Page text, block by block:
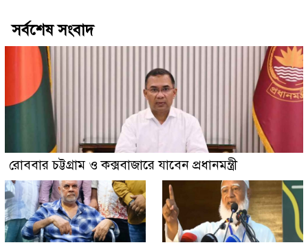
সর্বশেষ সংবাদ
রোববার চট্টগ্রাম ও কক্সবাজারে যাবেন প্রধানমন্ত্রী